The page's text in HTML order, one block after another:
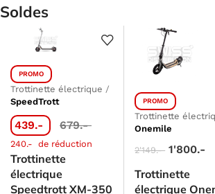
Soldes
PROMO
Trottinette électrique /
SpeedTrott
439.- 679.-
240.- de réduction
Trottinette
électrique
Speedtrott XM-350
PROMO
Trottinette
Onemile
2'149.- 1'800.-
Trottinette
électrique